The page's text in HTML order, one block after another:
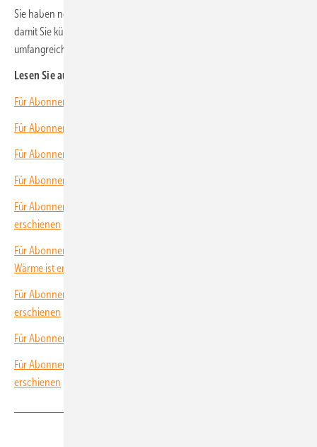
Sie haben noch kein Abonnement?
damit Sie künftig alle Hefte rechtzeitig ins Haus bekommen und unser
umfangreiches Archiv voll nutzen können.
Lesen Sie auch:
Für Abonnenten: Neues Themenheft über E-Mobilität ist erschienen
Für Abonnenten: Neues Themenheft über Wechselrichter erschienen
Für Abonnenten: Neues Themenheft über Solarspeicher erschienen
Für Abonnenten: Neues Themenheft über Solarmodule erschienen
Für Abonnenten: Neues Themenheft über Montagetechnik
erschienen
Für Abonnenten: Neues Themenheft über Hybridgeneratoren und
Wärme ist erschienen
Für Abonnenten: Neues Themenheft über Qualität der Installation ist
erschienen
Für Abonnenten: Neues Themenheft über Solarparks erschienen
Für Abonnenten: Neues Themenheft über Gewerbespeicher
erschienen